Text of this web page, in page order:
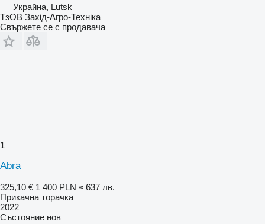
Украйна, Lutsk
ТзОВ Захід-Агро-Техніка
Свържете се с продавача
1
Abra
325,10 € 1 400 PLN ≈ 637 лв.
Прикачна торачка
2022
Състояние нов